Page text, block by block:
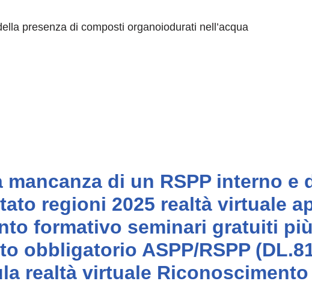
presenza di composti organoiodurati nell’acqua
di un RSPP interno e
regioni 2025 realtà virtuale
formativo seminari gratuiti
obbligatorio ASPP/RSPP
realtà virtuale